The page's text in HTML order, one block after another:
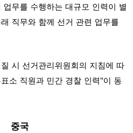
무를 수행하는 대규모 인력이 별
직무와 함께 선거 관련 업무를
시 선거관리위원회의 지침에 따
소 직원과 민간 경찰 인력"이 동
중국